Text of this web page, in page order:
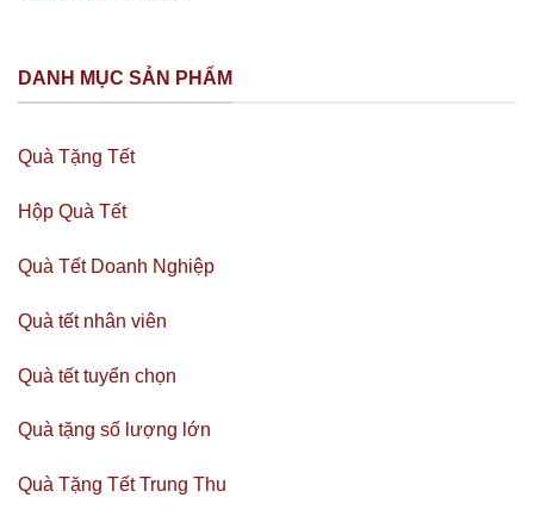
DANH MỤC SẢN PHẨM
Quà Tặng Tết
Hộp Quà Tết
Quà Tết Doanh Nghiệp
Quà tết nhân viên
Quà tết tuyển chọn
Quà tặng số lượng lớn
Quà Tặng Tết Trung Thu